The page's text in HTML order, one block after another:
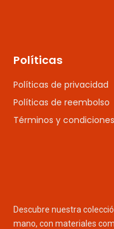
Descubre nuestra
mano, con materiales
Políticas
Políticas de privacidad
Políticas de reembolso
Términos y condiciones